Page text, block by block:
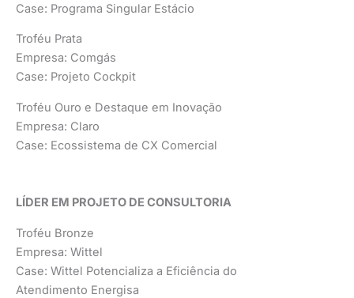
Case: Programa Singular Estácio
Troféu Prata
Empresa: Comgás
Case: Projeto Cockpit
Troféu Ouro e Destaque em Inovação
Empresa: Claro
Case: Ecossistema de CX Comercial
LÍDER EM PROJETO DE CONSULTORIA
Troféu Bronze
Empresa: Wittel
Case: Wittel Potencializa a Eficiência do
Atendimento Energisa